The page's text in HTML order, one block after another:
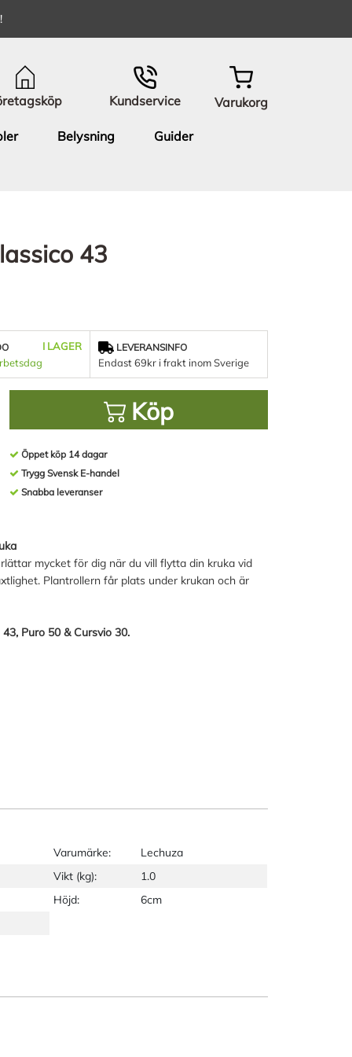
Kundservice Varukorg
Belysning Guider
43
I LAGER
LEVERANSINFO
Endast 69kr i frakt inom Sverige
Köp
Öppet köp 14 dagar
Trygg Svensk E-handel
Snabba leveranser
mycket för dig när du vill flytta din kruka vid
Plantrollern får plats under krukan och är
Puro 50 & Cursvio 30.
Varumärke:
Lechuza
Vikt (kg):
1.0
Höjd:
6cm